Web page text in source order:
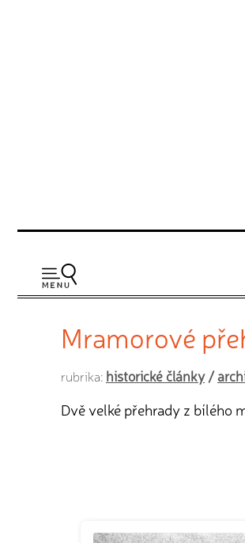
Mramorové
rubrika: historické články/
Dvě velké přehrady z bílého